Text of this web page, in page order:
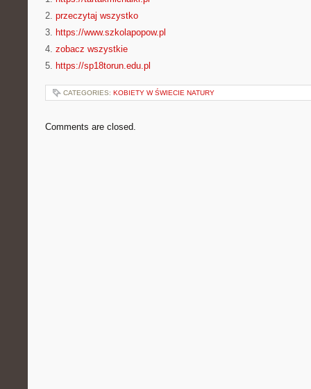
2. przeczytaj wszystko
3. https://www.szkolapopow.pl
4. zobacz wszystkie
5. https://sp18torun.edu.pl
CATEGORIES: KOBIETY W ŚWIECIE NATURY
Comments are closed.